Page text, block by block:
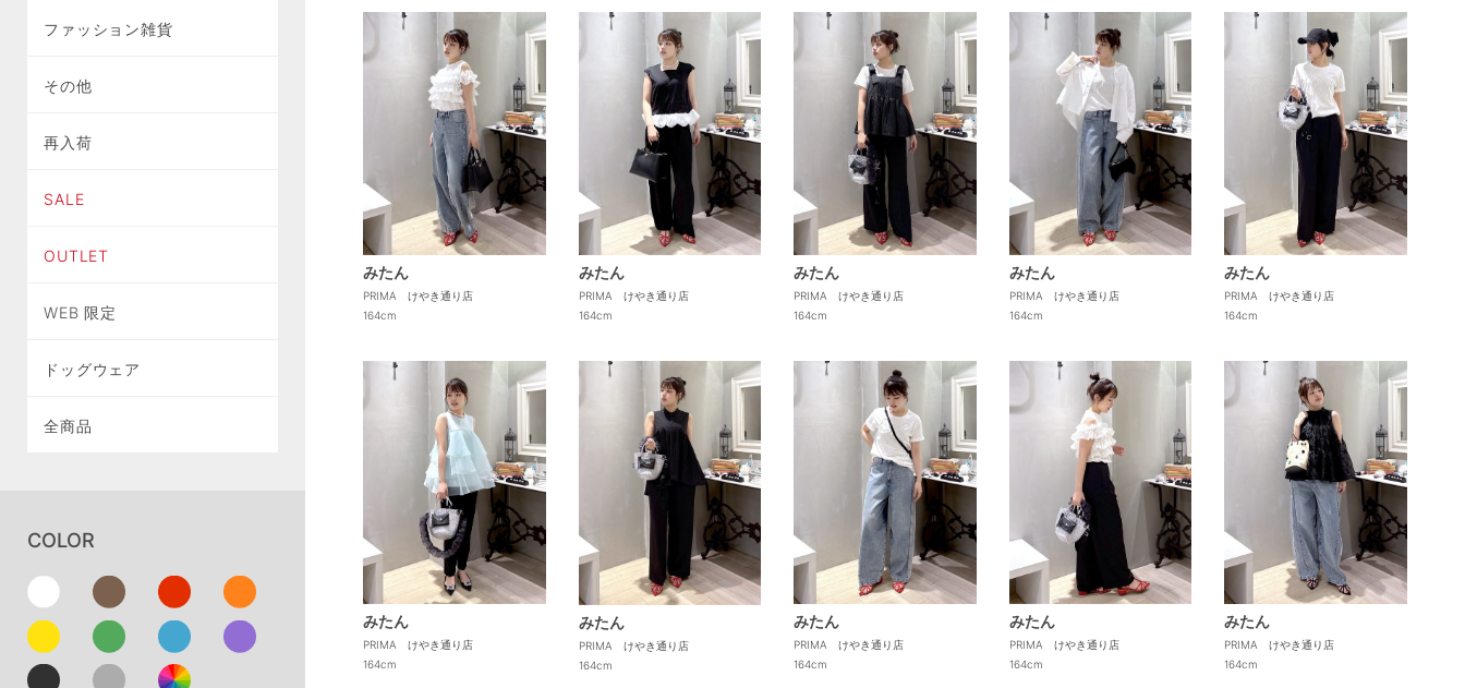
ファッション雑貨
その他
再入荷
SALE
OUTLET
WEB 限定
ドッグウェア
全商品
COLOR
みたん
PRIMA けやき通り店
164cm
みたん
PRIMA けやき通り店
164cm
みたん
PRIMA けやき通り店
164cm
みたん
PRIMA けやき通り店
164cm
みたん
PRIMA けやき通り店
164cm
みたん
PRIMA けやき通り店
164cm
みたん
PRIMA けやき通り店
164cm
みたん
PRIMA けやき通り店
164cm
みたん
PRIMA けやき通り店
164cm
みたん
PRIMA けやき通り店
164cm